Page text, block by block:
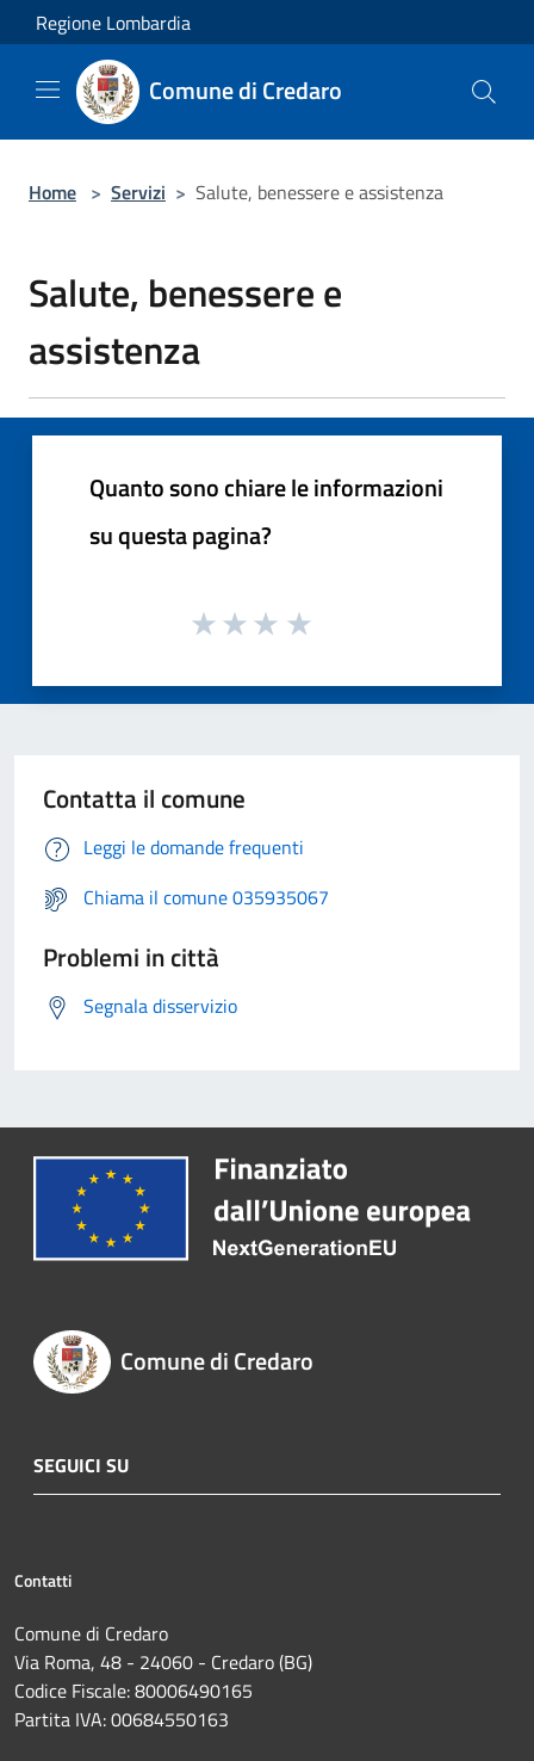
Salta al contenuto principale
Regione Lombardia
Comune di Credaro
Home > Servizi > Salute, benessere e assistenza
Salute, benessere e
assistenza
Quanto sono chiare le informazioni
su questa pagina?
Contatta il comune
Leggi le domande frequenti
Chiama il comune 035935067
Problemi in città
Segnala disservizio
Comune di Credaro
SEGUICI SU
Contatti
Comune di Credaro
Via Roma, 48 - 24060 - Credaro (BG)
Codice Fiscale: 80006490165
Partita IVA: 00684550163